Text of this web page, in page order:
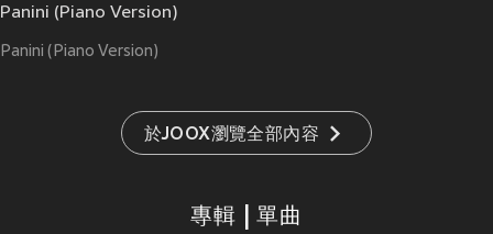
Panini (Piano Version)
Panini (Piano Version)
於JOOX瀏覽全部內容
專輯 | 單曲